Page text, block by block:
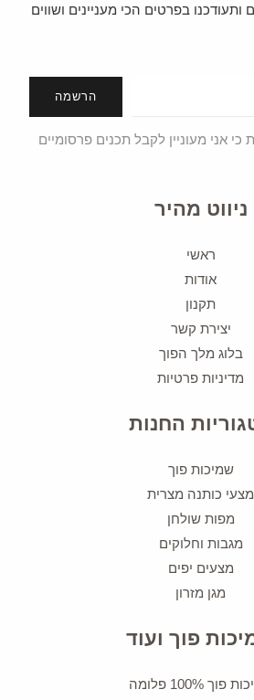
בפרטים הכי מעניינים ושווים
הרשמה
אני מעוניין לקבל תכנים פרסומיים
ניווט מהיר
ראשי
אודות
תקנון
יצירת קשר
בלוג מלך הפוך
מדיניות פרטיות
החנות
שמיכות פוך
מצעי כותנה מצרית
מפות שולחן
מגבות וחלוקים
מצעים יפים
מגן מזרון
פוך ועוד
פוך 100% פלומה